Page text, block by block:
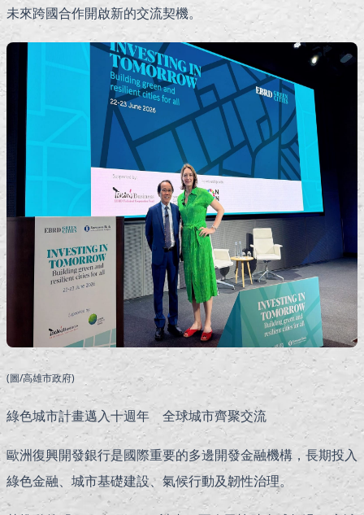
未來跨國合作開啟新的交流契機。
(圖/高雄市政府)
綠色城市計畫邁入十週年 全球城市齊聚交流
歐洲復興開發銀行是國際重要的多邊開發金融機構，長期投入
綠色金融、城市基礎建設、氣候行動及韌性治理。